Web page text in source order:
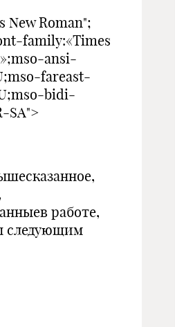
New Roman";
family:«Times
ansi-
fareast-
bidi-
SA">
работе,
следующим